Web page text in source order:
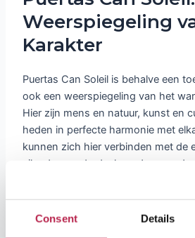
Consent Details
Weerspiegeling
Karakter
Puertas Can Soleil is behalve een
ook een weerspiegeling van het
Hier zijn mens en natuur, kunst en
heden in perfecte harmonie met
kunnen zich hier verbinden met de
eiland en onderdeel worden van de